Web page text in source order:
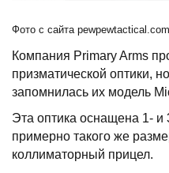
Фото с сайта pewpewtactical.com
Компания Primary Arms
призматической оптики,
запомнилась их модель
Эта оптика оснащена 1-
примерно такого же
коллиматорный прицел.